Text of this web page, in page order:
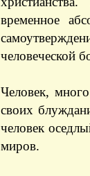
временное
человеческой
Человек,
своих
человек
миров.